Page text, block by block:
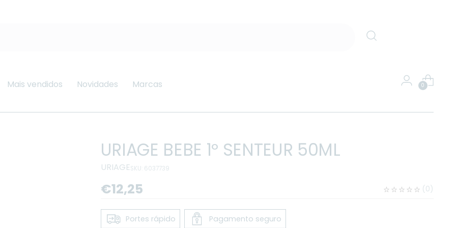
Mais vendidos Novidades Marcas 0
URIAGE BEBE 1º SENTEUR 50ML
URIAGESKU: 6037739
Preço
regular
€12,25 (0)
Portes rápido Pagamento seguro